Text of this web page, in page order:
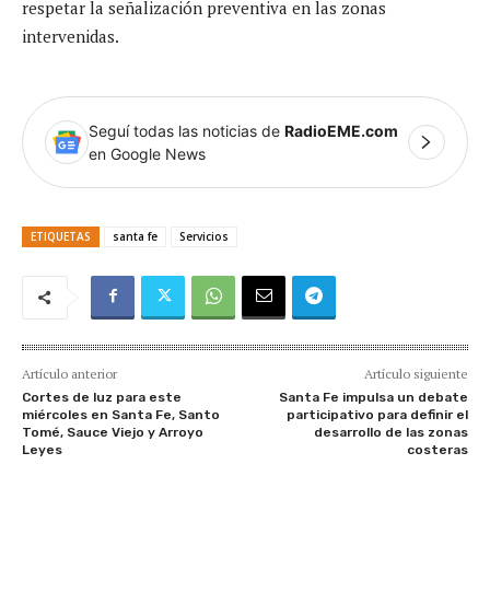
respetar la señalización preventiva en las zonas
intervenidas.
Seguí todas las noticias de RadioEME.com
en Google News
ETIQUETAS santa fe Servicios
Artículo anterior
Cortes de luz para este
miércoles en Santa Fe, Santo
Tomé, Sauce Viejo y Arroyo
Leyes
Artículo siguiente
Santa Fe impulsa un debate
participativo para definir el
desarrollo de las zonas
costeras